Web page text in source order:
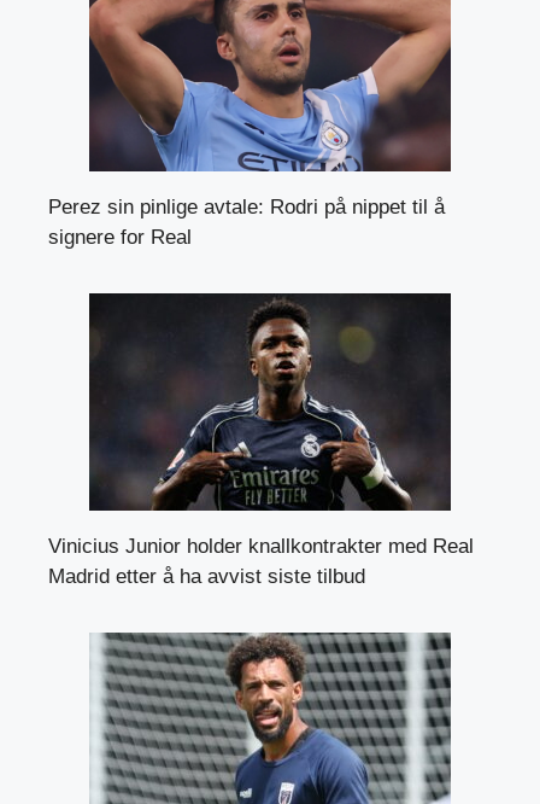
Perez sin pinlige avtale: Rodri på nippet til å
signere for Real
Vinicius Junior holder knallkontrakter med Real
Madrid etter å ha avvist siste tilbud